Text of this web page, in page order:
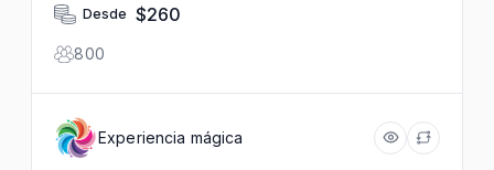
Desde $260
800
Experiencia mágica